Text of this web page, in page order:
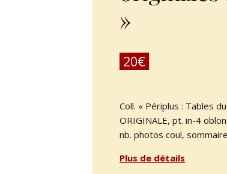
»
20€
Coll. « Périplus : Tables
ORIGINALE, pt. in-4
nb. photos coul,
Plus de détails